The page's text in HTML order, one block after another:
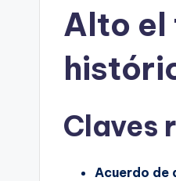
Alto el
Claves
Acuerdo de